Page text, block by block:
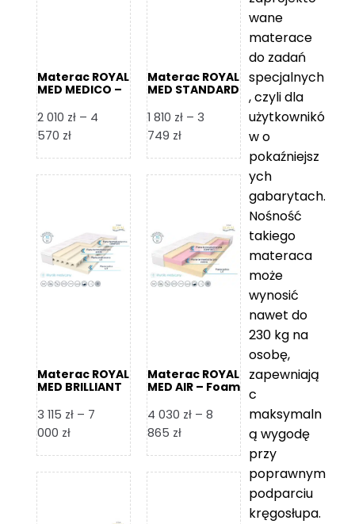
Materac ROYAL
MED MEDICO –
2 010 zł – 4
570 złZakres
od
4
570 zł
Materac ROYAL
MED STANDARD
1 810 zł – 3
749 złZakres
od
3
749 zł
Materac ROYAL
MED BRILLIANT
3 115 zł – 7
000 złZakres
od
Materac ROYAL
MED AIR – Foam
4 030 zł – 8
865 złZakres
od
wane
materace
do zadań
specjalnych
, czyli dla
użytkownikó
w o
pokaźniejsz
ych
gabarytach.
Nośność
takiego
materaca
może
wynosić
nawet do
230 kg na
osobę,
zapewniają
c
maksymaln
ą wygodę
przy
poprawnym
podparciu
kręgosłupa.